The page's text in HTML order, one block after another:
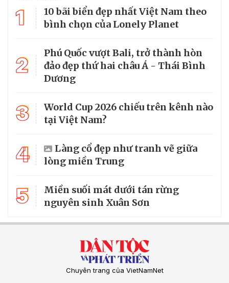
1
10 bãi biển đẹp nhất Việt Nam theo
bình chọn của Lonely Planet
2
Phú Quốc vượt Bali, trở thành hòn
đảo đẹp thứ hai châu Á - Thái Bình
Dương
3
World Cup 2026 chiếu trên kênh nào
tại Việt Nam?
4
Làng cổ đẹp như tranh vẽ giữa
lòng miền Trung
5
Miền suối mát dưới tán rừng
nguyên sinh Xuân Sơn
Chuyên trang của VietNamNet